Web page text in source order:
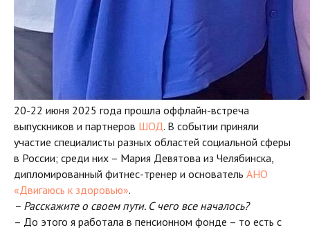
20-22 июня 2025 года прошла оффлайн-встреча
выпускников и партнеров ШОД. В событии приняли
участие специалисты разных областей социальной сферы
в России; среди них – Мария Девятова из Челябинска,
дипломированный фитнес-тренер и основатель АНО
«Двигаюсь к здоровью».
– Расскажите о своем пути. С чего все началось?
– До этого я работала в пенсионном фонде – то есть с